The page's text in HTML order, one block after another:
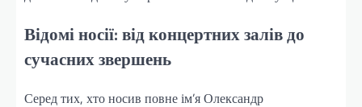
Відомі носії: від концертних залів до
сучасних звершень
Серед тих, хто носив повне ім’я Олександр